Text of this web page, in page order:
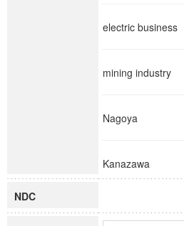
electric business
mining industry
Nagoya
Kanazawa
NDC